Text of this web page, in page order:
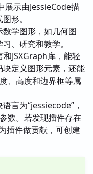
示由JessieCode描
形。
数学图形，如几何图
、研究和教学。
JSXGraph库，能轻
定义图形元素，还能
、高度和边界框等属
言为“jessiecode”，
数。若发现插件存在
插件做贡献，可创建